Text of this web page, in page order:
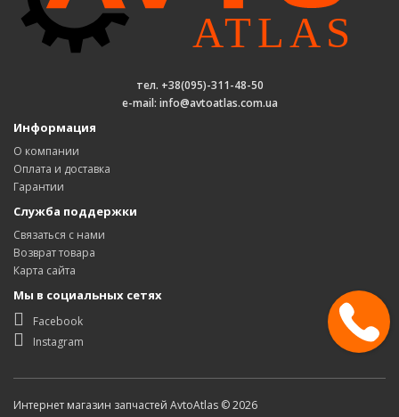
тел. +38(095)-311-48-50
e-mail: info@avtoatlas.com.ua
Информация
О компании
Оплата и доставка
Гарантии
Служба поддержки
Связаться с нами
Возврат товара
Карта сайта
Мы в социальных сетях
Facebook
Instagram
Интернет магазин запчастей AvtoAtlas © 2026